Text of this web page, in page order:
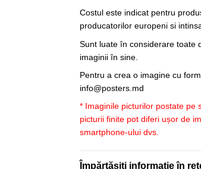
Costul este indicat pentru
producatorilor europeni si
Sunt luate în considerare toate
imaginii în sine.
Pentru a crea o imagine cu
info@posters.md
* Imaginile picturilor postate pe
picturii finite pot diferi ușor de
smartphone-ului dvs.
Împărtășiți informație în